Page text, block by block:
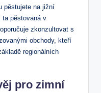
pěstujete na jižní
⁢ta ⁤pěstovaná v​
zkonzultovat s
obchody, kteří
regionálních
pro zimní‌